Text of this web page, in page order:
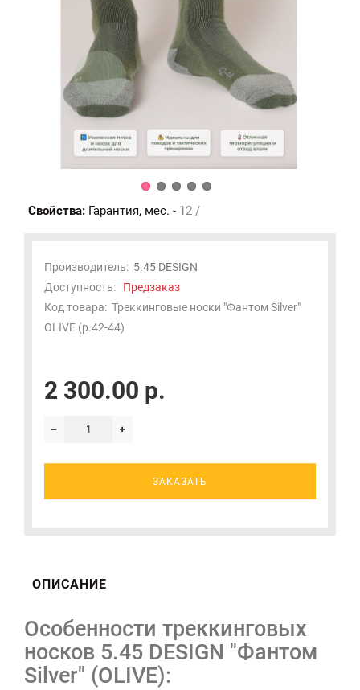
Свойства: Гарантия, мес. - 12 /
Производитель: 5.45 DESIGN
Доступность: Предзаказ
Код товара: Треккинговые носки "Фантом Silver"
OLIVE (р.42-44)
2 300.00 р.
ЗАКАЗАТЬ
ОПИСАНИЕ
Особенности треккинговых
носков 5.45 DESIGN "Фантом
Silver" (OLIVE):